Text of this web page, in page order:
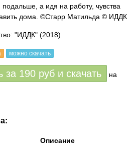
подальше, а идя на работу, чувства
дома. ©Старр Матильда © ИДДК
"ИДДК" (2018)
можно скачать
за 190 руб и скачать
на
Описание